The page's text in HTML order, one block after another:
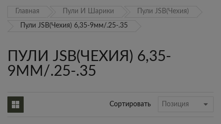
Главная Пули И Шарики Пули JSB(Чехия)
Пули JSB(Чехия) 6,35-9мм/.25-.35
ПУЛИ JSB(ЧЕХИЯ) 6,35-
9ММ/.25-.35
Сортировать